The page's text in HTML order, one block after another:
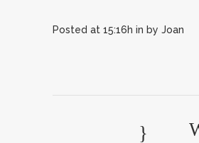
Posted at 15:16h in by Joan